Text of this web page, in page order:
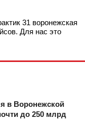
31 воронежская
Для нас это
в Воронежской
до 250 млрд